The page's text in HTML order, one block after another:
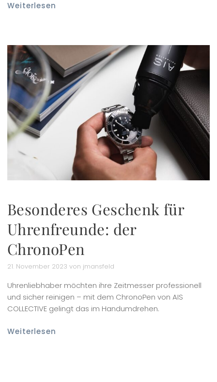
Weiterlesen
Besonderes Geschenk für
Uhrenfreunde: der
ChronoPen
21. November 2023 von jmansfeld
Uhrenliebhaber möchten ihre Zeitmesser professionell
und sicher reinigen – mit dem ChronoPen von AIS
COLLECTIVE gelingt das im Handumdrehen.
Weiterlesen